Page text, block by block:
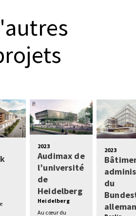
2023
Audimax de
l’université
de
Heidelberg
Heidelberg
Au cœur du
2023
du